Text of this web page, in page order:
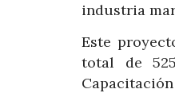
industria
Este
total de